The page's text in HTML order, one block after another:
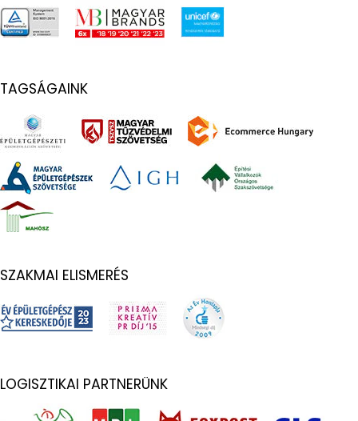
TAGSÁGAINK
SZAKMAI ELISMERÉS
LOGISZTIKAI PARTNERÜNK